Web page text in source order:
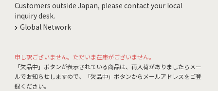
Customers outside Japan, please contact your local
inquiry desk.
Global Network
申し訳ございません。ただいま在庫がございません。
「欠品中」ボタンが表示されている商品は、再入荷がありましたらメー
ルでお知らせしますので、「欠品中」ボタンからメールアドレスをご登
録ください。